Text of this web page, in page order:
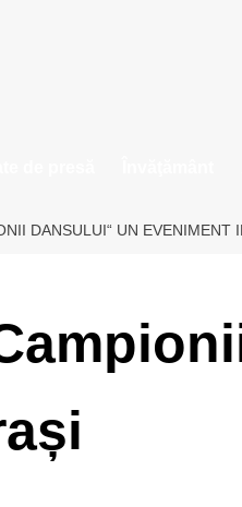
DANSULUI“ UN EVENIMENT